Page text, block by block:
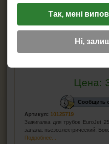
Цена:
Сообщить
Артикул: 10125719
Зажигалка для трубок EuroJet
запала: пьезоэлектрический.
Подробнее...
Так, мені
Ні,